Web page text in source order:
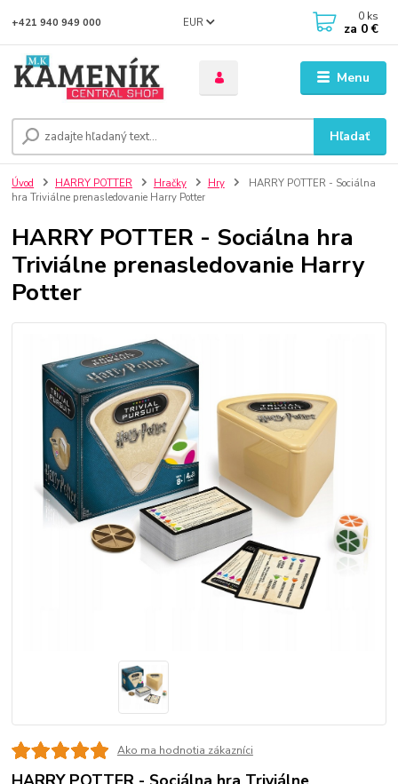
Menu
EUR
Hľadať
+421 940 949 000 0 ks
za 0 €
Úvod HARRY POTTER Hračky Hry
HARRY POTTER - Sociálna
hra Triviálne prenasledovanie Harry Potter
HARRY POTTER - Sociálna hra
Triviálne prenasledovanie Harry
Potter
Ako ma hodnotia zákazníci